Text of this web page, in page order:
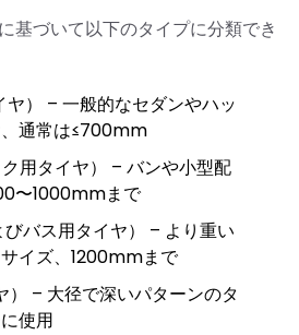
基づいて以下のタイプに分類でき
ヤ） – 一般的なセダンやハッ
通常は≤700mm
用タイヤ） – バンや小型配
〜1000mmまで
バス用タイヤ） – より重い
イズ、1200mmまで
） – 大径で深いパターンのタ
使用